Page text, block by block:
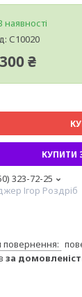
наявності
С10020
₴
КУПИТИ
323-72-25
Ігор Роздріб
за